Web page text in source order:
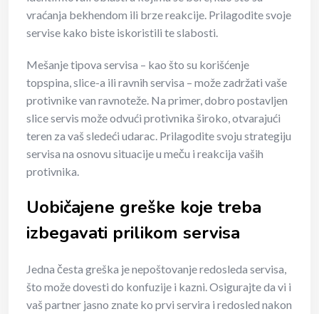
vraćanja bekhendom ili brze reakcije. Prilagodite svoje
servise kako biste iskoristili te slabosti.
Mešanje tipova servisa – kao što su korišćenje
topspina, slice-a ili ravnih servisa – može zadržati vaše
protivnike van ravnoteže. Na primer, dobro postavljen
slice servis može odvući protivnika široko, otvarajući
teren za vaš sledeći udarac. Prilagodite svoju strategiju
servisa na osnovu situacije u meču i reakcija vaših
protivnika.
Uobičajene greške koje treba
izbegavati prilikom servisa
Jedna česta greška je nepoštovanje redosleda servisa,
što može dovesti do konfuzije i kazni. Osigurajte da vi i
vaš partner jasno znate ko prvi servira i redosled nakon